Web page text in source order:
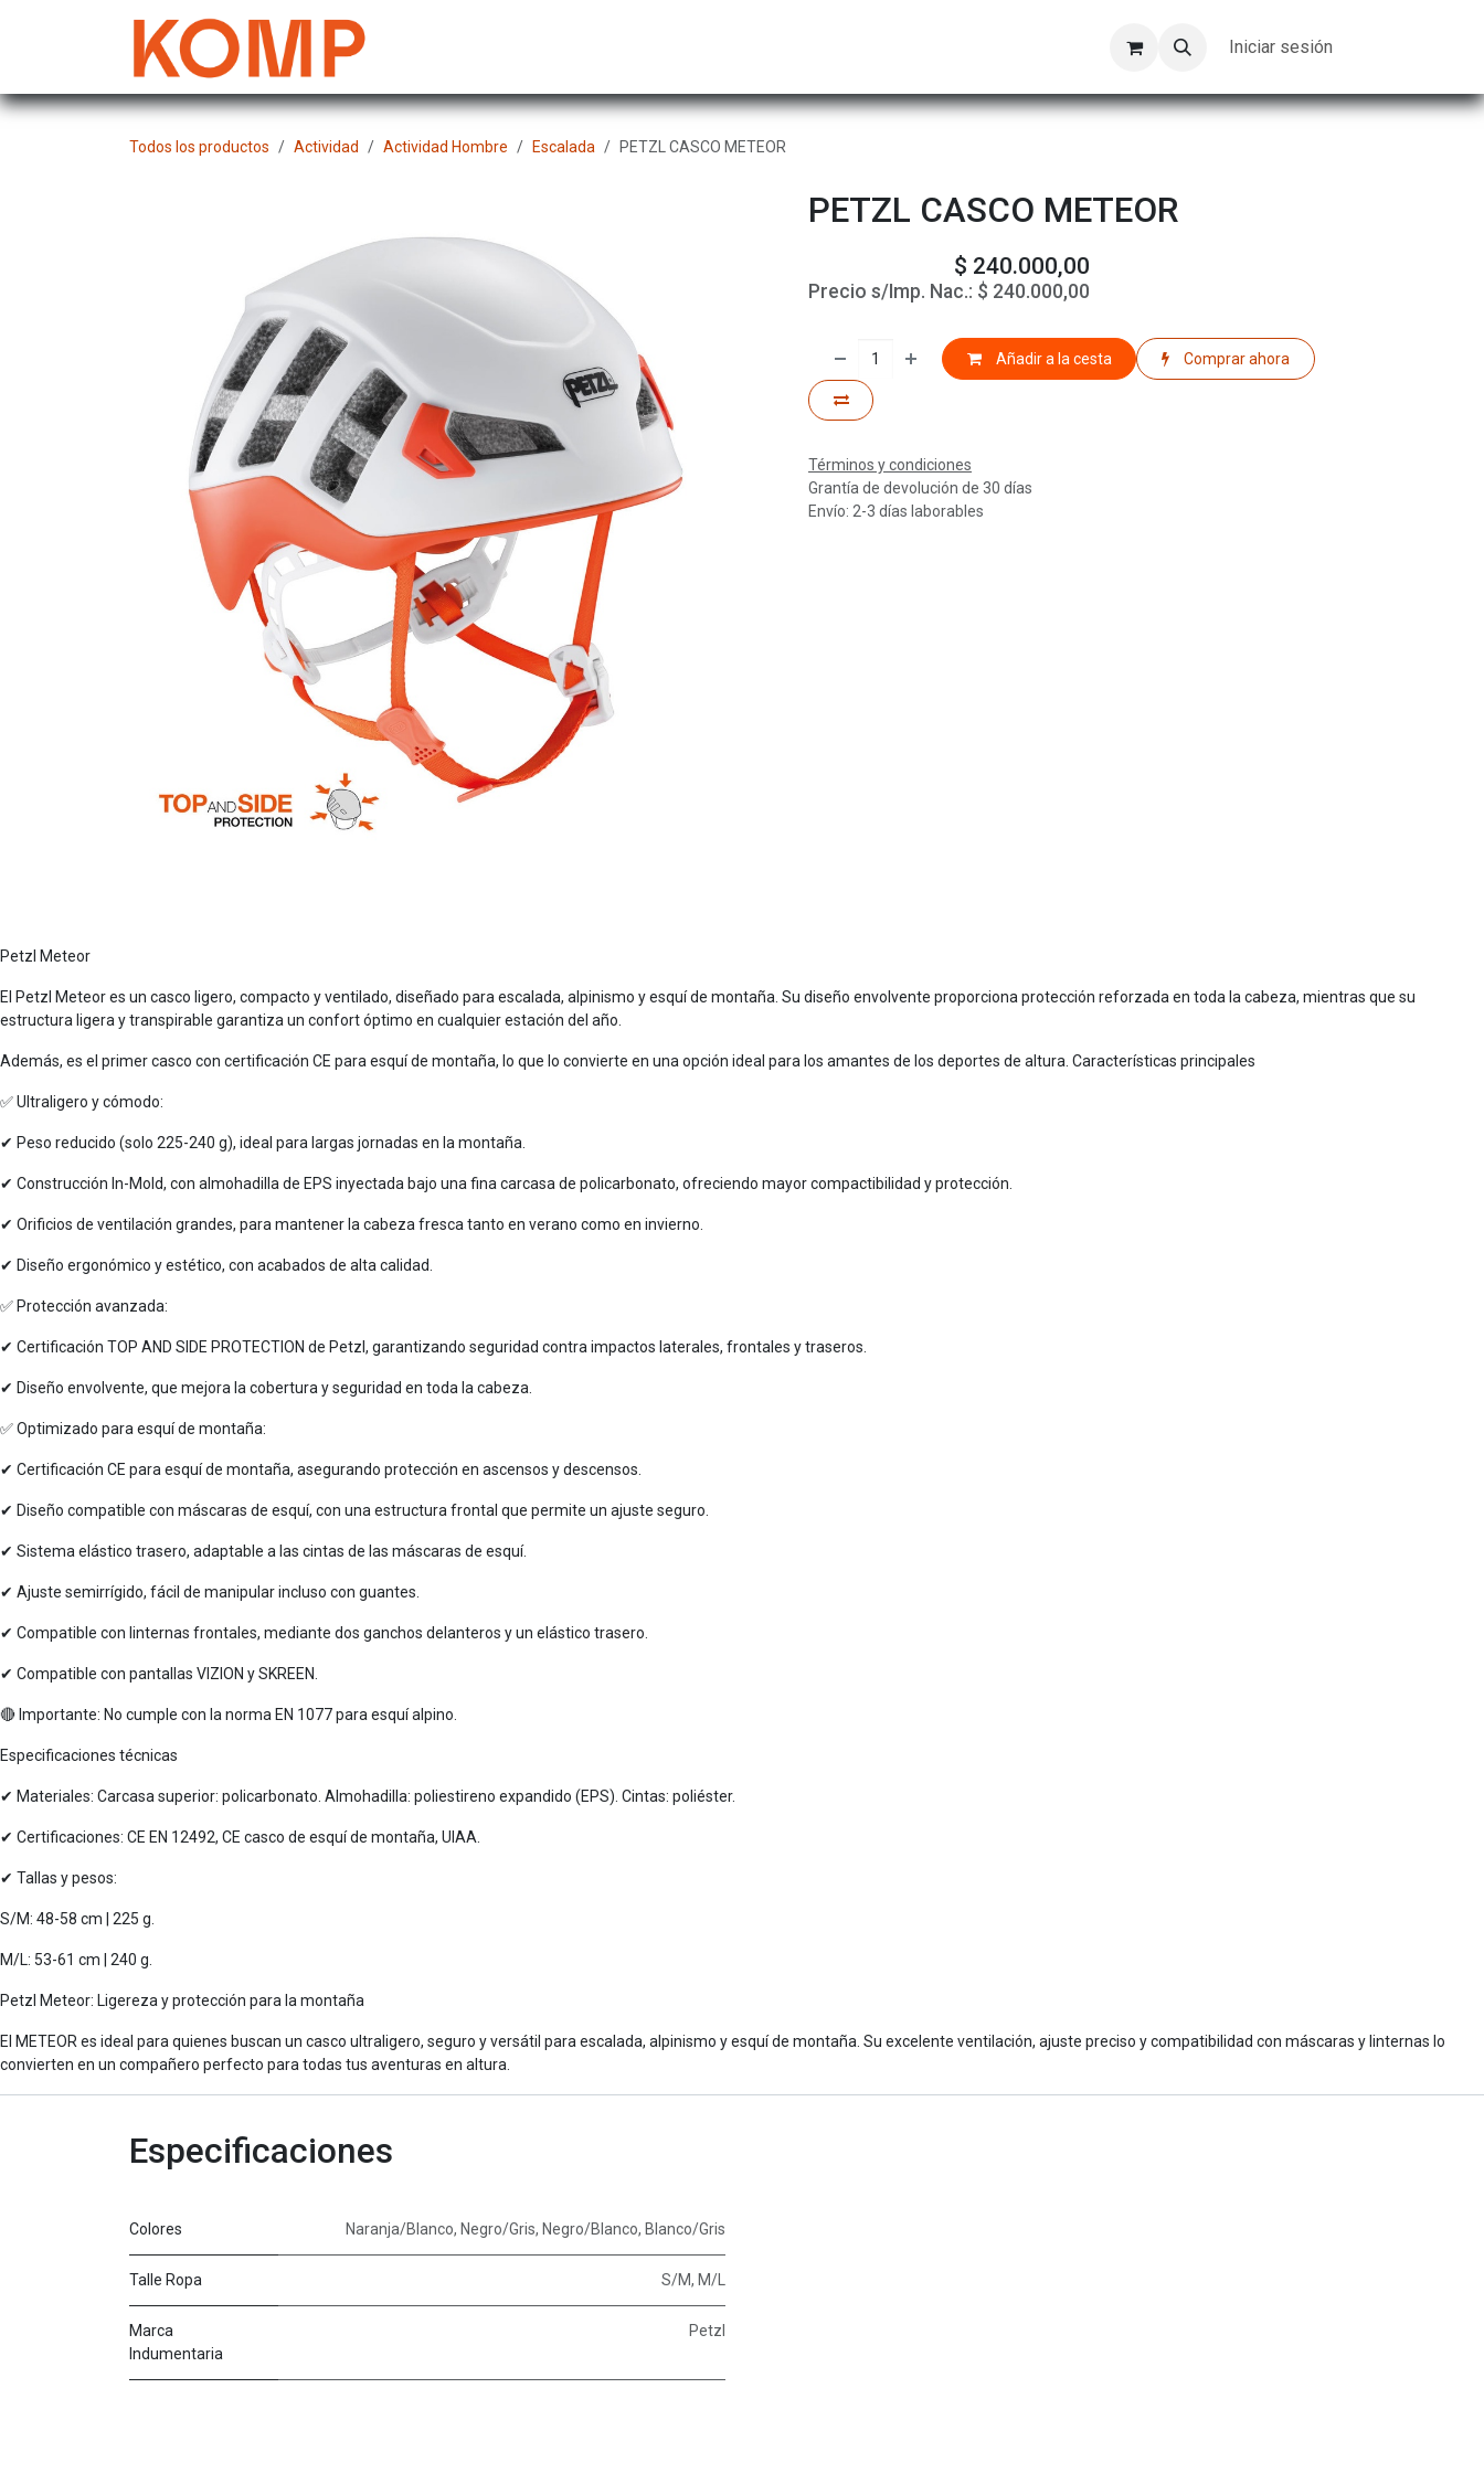
Trabajos Iniciar sesión
Todos los productos Actividad Actividad Hombre Escalada PETZL CASCO METEOR
PETZL CASCO METEOR
$ 240.000,00
Precio s/Imp. Nac.: $ 240.000,00
Añadir a la cesta Comprar ahora
Términos y condiciones
Grantía de devolución de 30 días
Envío: 2-3 días laborables
Petzl Meteor
El Petzl Meteor es un casco ligero, compacto y ventilado, diseñado para escalada, alpinismo y esquí de montaña. Su diseño envolvente proporciona protección reforzada en toda la cabeza, mientras que su
estructura ligera y transpirable garantiza un confort óptimo en cualquier estación del año.
Además, es el primer casco con certificación CE para esquí de montaña, lo que lo convierte en una opción ideal para los amantes de los deportes de altura. Características principales
✅ Ultraligero y cómodo:
✔ Peso reducido (solo 225-240 g), ideal para largas jornadas en la montaña.
✔ Construcción In-Mold, con almohadilla de EPS inyectada bajo una fina carcasa de policarbonato, ofreciendo mayor compactibilidad y protección.
✔ Orificios de ventilación grandes, para mantener la cabeza fresca tanto en verano como en invierno.
✔ Diseño ergonómico y estético, con acabados de alta calidad.
✅ Protección avanzada:
✔ Certificación TOP AND SIDE PROTECTION de Petzl, garantizando seguridad contra impactos laterales, frontales y traseros.
✔ Diseño envolvente, que mejora la cobertura y seguridad en toda la cabeza.
✅ Optimizado para esquí de montaña:
✔ Certificación CE para esquí de montaña, asegurando protección en ascensos y descensos.
✔ Diseño compatible con máscaras de esquí, con una estructura frontal que permite un ajuste seguro.
✔ Sistema elástico trasero, adaptable a las cintas de las máscaras de esquí.
✔ Ajuste semirrígido, fácil de manipular incluso con guantes.
✔ Compatible con linternas frontales, mediante dos ganchos delanteros y un elástico trasero.
✔ Compatible con pantallas VIZION y SKREEN.
🔴 Importante: No cumple con la norma EN 1077 para esquí alpino.
Especificaciones técnicas
✔ Materiales: Carcasa superior: policarbonato. Almohadilla: poliestireno expandido (EPS). Cintas: poliéster.
✔ Certificaciones: CE EN 12492, CE casco de esquí de montaña, UIAA.
✔ Tallas y pesos:
S/M: 48-58 cm | 225 g.
M/L: 53-61 cm | 240 g.
Petzl Meteor: Ligereza y protección para la montaña
El METEOR es ideal para quienes buscan un casco ultraligero, seguro y versátil para escalada, alpinismo y esquí de montaña. Su excelente ventilación, ajuste preciso y compatibilidad con máscaras y linternas lo
convierten en un compañero perfecto para todas tus aventuras en altura.
Especificaciones
Colores Naranja/Blanco, Negro/Gris, Negro/Blanco, Blanco/Gris
Talle Ropa S/M, M/L
Marca
Indumentaria
Petzl